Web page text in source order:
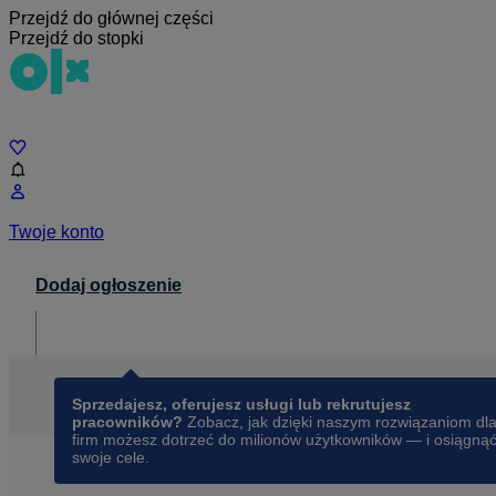
Przejdź do głównej części
Przejdź do stopki
Twoje konto
Dodaj ogłoszenie
Sprzedajesz, oferujesz usługi lub rekrutujesz
pracowników? Zobacz, jak dzięki naszym rozwiązaniom dla
firm możesz dotrzeć do milionów użytkowników — i osiągnąć
swoje cele.